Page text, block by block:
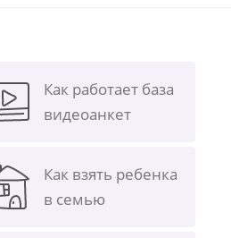
Как работает база
видеоанкет
Как взять ребенка
в семью